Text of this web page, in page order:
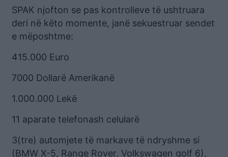
SPAK njofton se pas kontrolleve të ushtruara
deri në këto momente, janë sekuestruar sendet
e mëposhtme:
415.000 Euro
7000 Dollarë Amerikanë
1.000.000 Lekë
11 aparate telefonash celularë
3(tre) automjete të markave të ndryshme si
(BMW X-5, Range Rover, Volkswagen golf 6),